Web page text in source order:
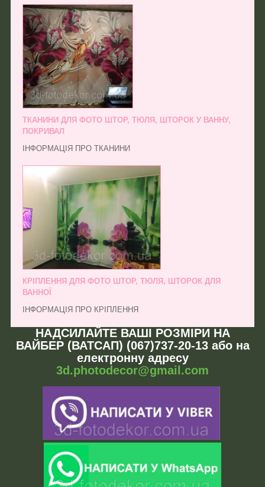
ТКАНИНИ ДЛЯ ФОТО ШТОР, ТЮЛЯ, ШТОРОК У ВАННУ,
ПОКРИВАЛ
ІНФОРМАЦІЯ ПРО ТКАНИНИ
КРІПЛЕННЯ ДЛЯ ФОТО ШТОР, ТЮЛЯ, ШТОРОК ДЛЯ
ВАННОЇ
ІНФОРМАЦІЯ ПРО КРІПЛЕННЯ
НАДСИЛАЙТЕ ВАШІ РОЗМІРИ НА
ВАЙБЕР (ВАТСАП) (067)737-20-13 або на
електронну адресу
3d.photodecor@gmail.com